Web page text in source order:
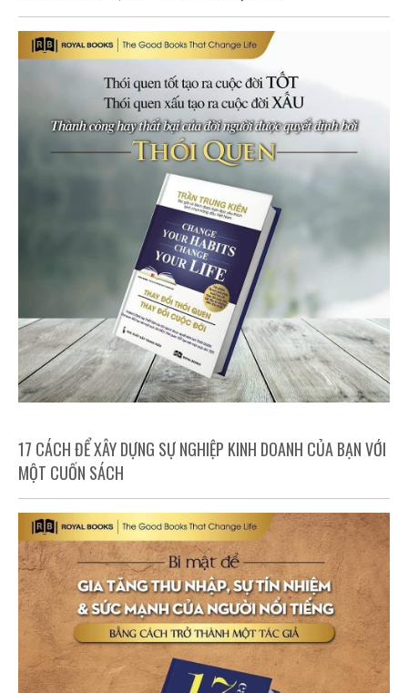
17 CÁCH ĐỂ XÂY DỰNG SỰ NGHIỆP KINH DOANH CỦA BẠN VỚI
MỘT CUỐN SÁCH